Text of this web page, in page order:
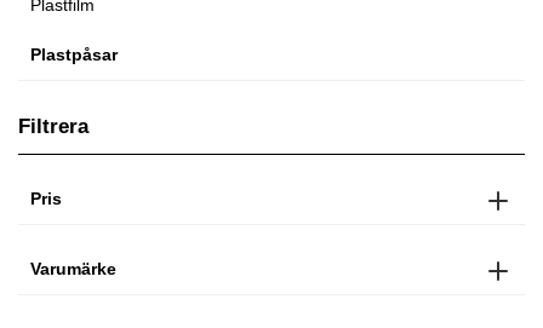
Plastfilm
Plastpåsar
Filtrera
Pris
Varumärke